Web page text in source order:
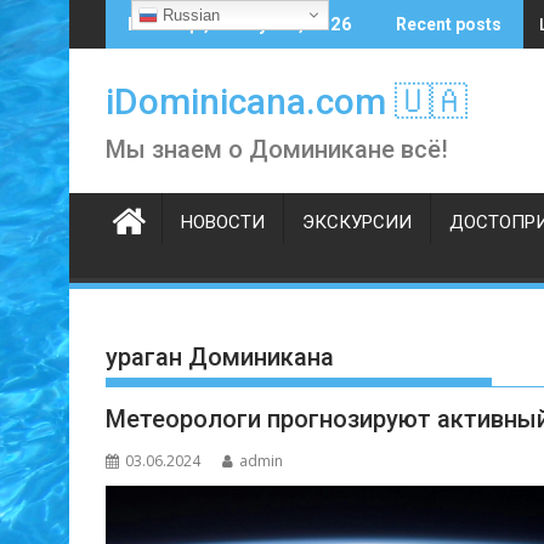
Skip
to
Пятница, 7 августа, 2026 Recent posts
iDominicana.com 🇺🇦
Мы знаем о Доминикане всё!
НОВОСТИ ЭКСКУРСИИ
ураган Доминикана
Метеорологи прогнозируют
03.06.2024 admin
Russian